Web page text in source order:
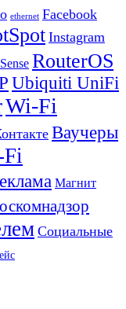
ethernet Facebook
Instagram
RouterOS
Ubiquiti UniFi
Wi-Fi
Ваучеры
Магнит
Социальные